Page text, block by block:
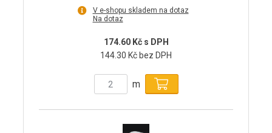
V e-shopu skladem na dotaz
Na dotaz
174.60 Kč s DPH
144.30 Kč bez DPH
m